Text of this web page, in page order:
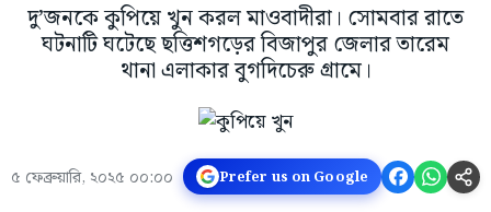
দু’জনকে কুপিয়ে খুন করল মাওবাদীরা। সোমবার রাতে
ঘটনাটি ঘটেছে ছত্তিশগড়ের বিজাপুর জেলার তারেম
থানা এলাকার বুগদিচেরু গ্রামে।
৫ ফেব্রুয়ারি, ২০২৫ ০০:০০ Prefer us on Google